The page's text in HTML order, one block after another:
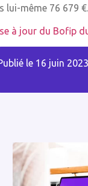
lui-même 76 679 €.
à jour du Bofip
le 16 juin 2023